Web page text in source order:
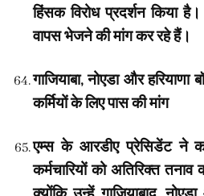
हिंसक विरोध प्रदर्शन किया
वापस भेजने की मांग कर रहे हैं।
गाजियाबा, नोएडा और हरियाणा
कर्मियों के लिए पास की मांग
एम्स के आरडीए प्रेसिडेंट ने
कर्मचारियों को अतिरिक्त